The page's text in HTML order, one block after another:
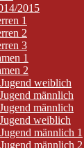
2015
1
2
3
1
2
weiblich
männlich
männlich
weiblich
männlich 1
männlich 2